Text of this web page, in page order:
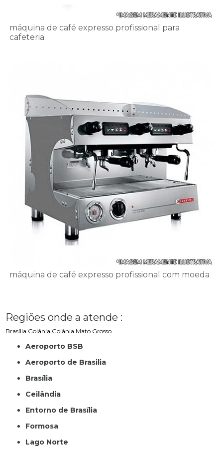
máquina de café expresso profissional para
cafeteria
máquina de café expresso profissional com moeda
Regiões onde a atende :
Brasília Goiânia Goiânia Mato Grosso
Aeroporto BSB
Aeroporto de Brasilia
Brasília
Ceilândia
Entorno de Brasília
Formosa
Lago Norte